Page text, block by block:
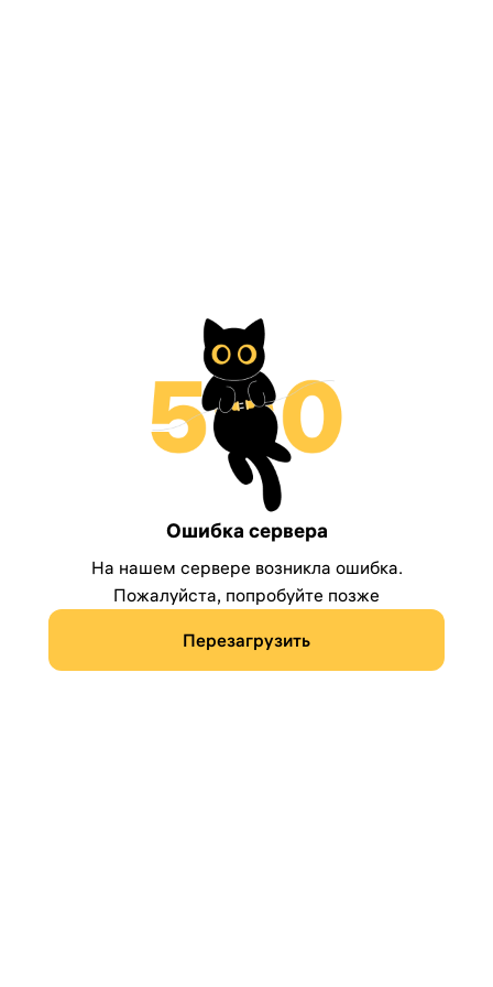
Ошибка сервера
На нашем сервере возникла ошибка.
Пожалуйста, попробуйте позже
Перезагрузить